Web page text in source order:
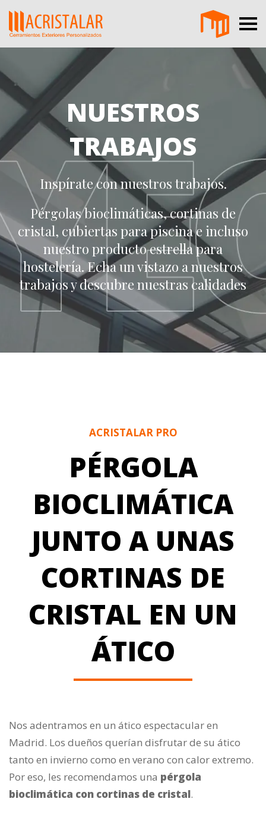
NUESTROS
TRABAJOS
Inspírate con nuestros trabajos.
Pérgolas bioclimáticas, cortinas de
cristal, cubiertas para piscina e incluso
nuestro producto estrella para
hostelería. Echa un vistazo a nuestros
trabajos y descubre nuestras calidades
ACRISTALAR PRO
PÉRGOLA
BIOCLIMÁTICA
JUNTO A UNAS
CORTINAS DE
CRISTAL EN UN
ÁTICO
Nos adentramos en un ático espectacular en
Madrid. Los dueños querían disfrutar de su ático
tanto en invierno como en verano con calor extremo.
Por eso, les recomendamos una pérgola
bioclimática con cortinas de cristal.